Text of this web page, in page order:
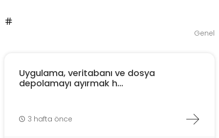
Genel
Uygulama, veritabanı ve dosya
depolamayı ayırmak h...
3 hafta önce